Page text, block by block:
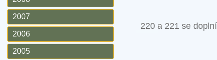
2007
2006
2005
220 a 221 se